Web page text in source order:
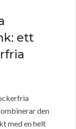
ett
den
med en helt